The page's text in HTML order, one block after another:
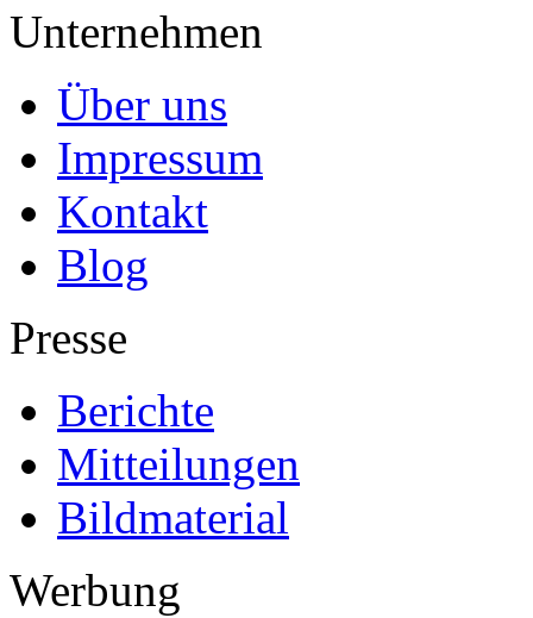
Unternehmen
Über uns
Impressum
Kontakt
Blog
Presse
Berichte
Mitteilungen
Bildmaterial
Werbung